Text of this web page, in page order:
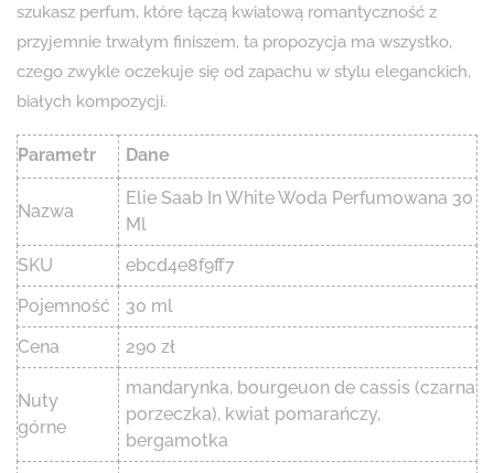
szukasz perfum, które łączą kwiatową romantyczność z
przyjemnie trwałym finiszem, ta propozycja ma wszystko,
czego zwykle oczekuje się od zapachu w stylu eleganckich,
białych kompozycji.
Parametr Dane
Nazwa
Elie Saab In White Woda Perfumowana 30
Ml
SKU
ebcd4e8f9ff7
Pojemność
30 ml
Cena
290 zł
Nuty
górne
mandarynka, bourgeuon de cassis (czarna
porzeczka), kwiat pomarańczy,
bergamotka